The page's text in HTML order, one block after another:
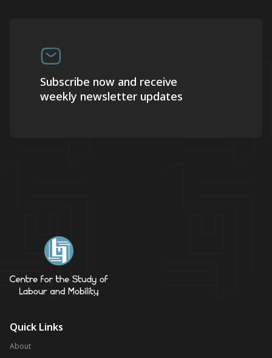
Subscribe now and receive
weekly newsletter updates
Quick Links
About